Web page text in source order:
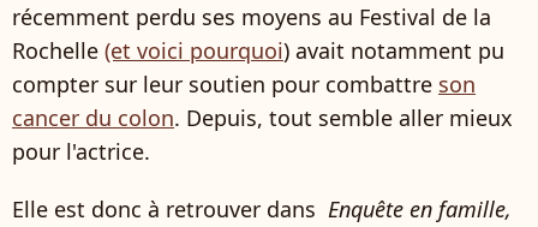
récemment perdu ses moyens au Festival de la
Rochelle (et voici pourquoi) avait notamment pu
compter sur leur soutien pour combattre son
cancer du colon. Depuis, tout semble aller mieux
pour l'actrice.
Elle est donc à retrouver dans Enquête en famille,